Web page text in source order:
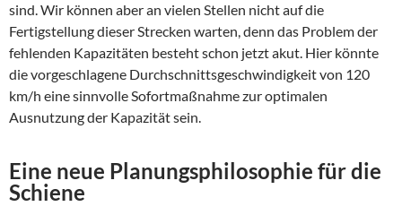
sind. Wir können aber an vielen Stellen nicht auf die
Fertigstellung dieser Strecken warten, denn das Problem der
fehlenden Kapazitäten besteht schon jetzt akut. Hier könnte
die vorgeschlagene Durchschnittsgeschwindigkeit von 120
km/h eine sinnvolle Sofortmaßnahme zur optimalen
Ausnutzung der Kapazität sein.
Eine neue Planungsphilosophie für die
Schiene